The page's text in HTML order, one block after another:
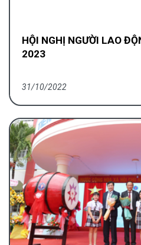
HỘI NGHỊ NGƯỜI LAO
2023
31/10/2022